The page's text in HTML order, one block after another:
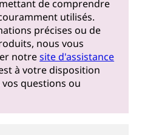
de comprendre
utilisés.
précises ou de
nous vous
notresite d'assistance
à votre disposition
questions ou